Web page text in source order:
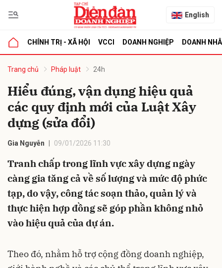
English
CHÍNH TRỊ - XÃ HỘI VCCI DOANH NGHIỆP DOANH
Trang chủ Pháp luật 24h
Hiểu đúng, vận dụng hiệu quả
các quy định mới của Luật Xây
dựng (sửa đổi)
Gia Nguyễn 09/01/2026 11:30
Tranh chấp trong lĩnh vực xây dựng ngày
càng gia tăng cả về số lượng và mức độ phức
tạp, do vậy, công tác soạn thảo, quản lý và
thực hiện hợp đồng sẽ góp phần không nhỏ
vào hiệu quả của dự án.
Theo đó, nhằm hỗ trợ cộng đồng doanh nghiệp,
luận
Hủy